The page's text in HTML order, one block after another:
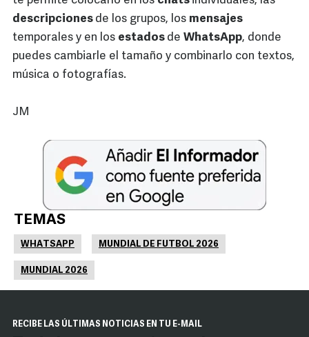
descripciones de los grupos, los mensajes
temporales y en los estados de WhatsApp, donde
puedes cambiarle el tamaño y combinarlo con textos,
música o fotografías.
JM
TEMAS
WHATSAPP MUNDIAL DE FUTBOL 2026
MUNDIAL 2026
RECIBE LAS ÚLTIMAS NOTICIAS EN TU E-MAIL